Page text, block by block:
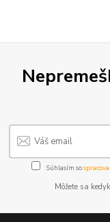
Súhlasím so
Môžete sa